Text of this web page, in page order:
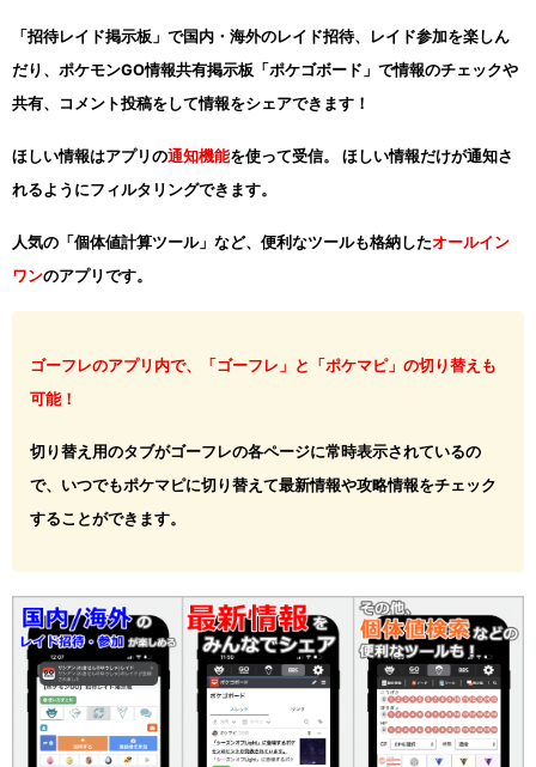
「招待レイド掲示板」で国内・海外のレイド招待、レイド参加を楽しん
だり、ポケモンGO情報共有掲示板「ポケゴボード」で情報のチェックや
共有、コメント投稿をして情報をシェアできます！
ほしい情報はアプリの通知機能を使って受信。 ほしい情報だけが通知さ
れるようにフィルタリングできます。
人気の「個体値計算ツール」など、便利なツールも格納したオールイン
ワンのアプリです。
ゴーフレのアプリ内で、「ゴーフレ」と「ポケマピ」の切り替えも
可能！
切り替え用のタブがゴーフレの各ページに常時表示されているの
で、いつでもポケマピに切り替えて最新情報や攻略情報をチェック
することができます。